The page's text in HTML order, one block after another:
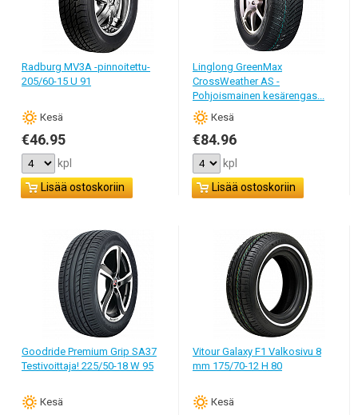
Radburg MV3A -pinnoitettu-
205/60-15 U 91
Кesä
€46.95
kpl
Lisää ostoskoriin
Linglong GreenMax
CrossWeather AS -
Pohjoismainen kesärengas...
Кesä
€84.96
kpl
Lisää ostoskoriin
Goodride Premium Grip SA37
Testivoittaja! 225/50-18 W 95
Кesä
Vitour Galaxy F1 Valkosivu 8
mm 175/70-12 H 80
Кesä